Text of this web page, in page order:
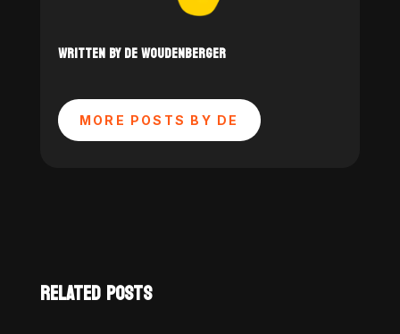
WRITTEN BY DE WOUDENBERGER
MORE POSTS BY DE
RELATED POSTS